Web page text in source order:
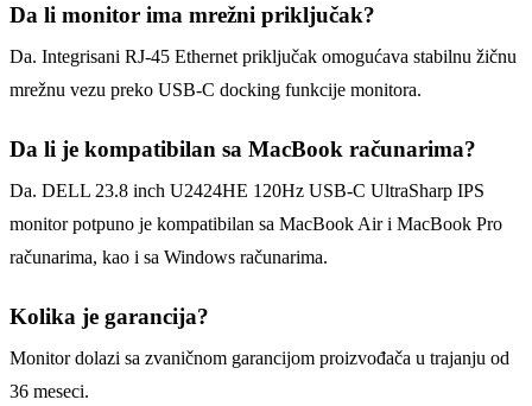
Da li monitor ima mrežni priključak?
Da. Integrisani RJ-45 Ethernet priključak omogućava stabilnu žičnu
mrežnu vezu preko USB-C docking funkcije monitora.
Da li je kompatibilan sa MacBook računarima?
Da. DELL 23.8 inch U2424HE 120Hz USB-C UltraSharp IPS
monitor potpuno je kompatibilan sa MacBook Air i MacBook Pro
računarima, kao i sa Windows računarima.
Kolika je garancija?
Monitor dolazi sa zvaničnom garancijom proizvođača u trajanju od
36 meseci.